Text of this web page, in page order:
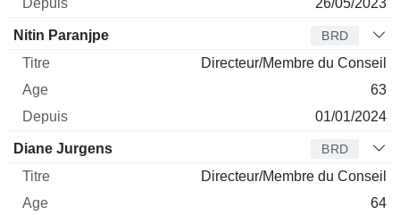
Nitin Paranjpe BRD
Directeur/Membre du Conseil
63
01/01/2024
Diane Jurgens BRD
Directeur/Membre du Conseil
64